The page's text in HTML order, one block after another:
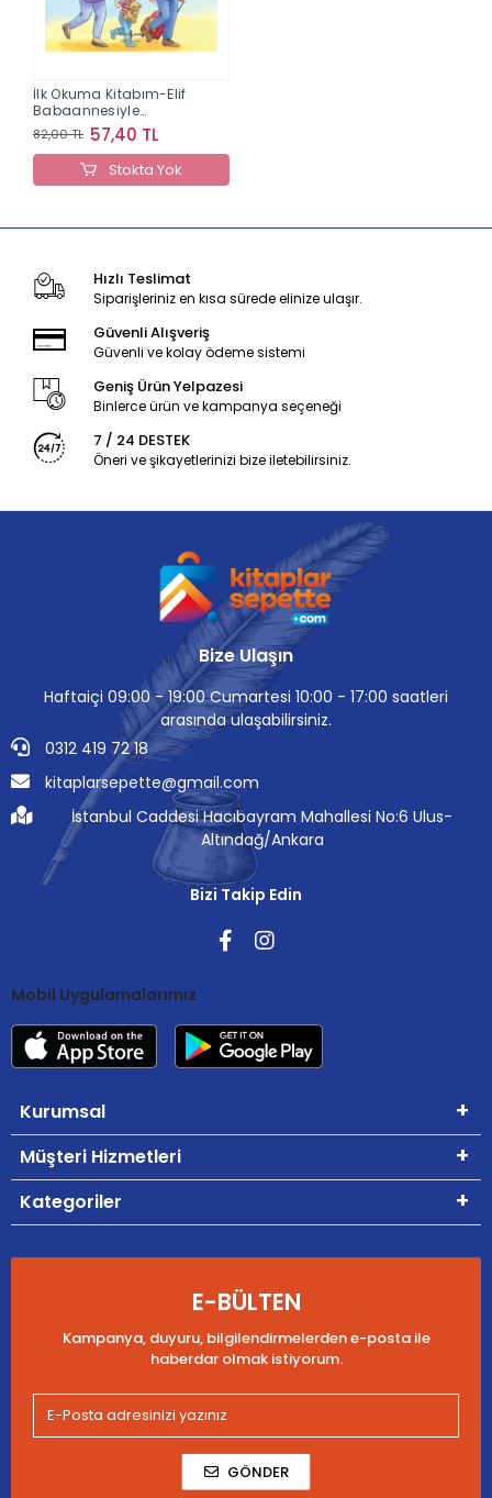
İlk Okuma Kitabım-Elif
Babaannesiyle
Dedesini Ziyaret Ediyor
82,00 TL 57,40 TL
Stokta Yok
Hızlı Teslimat
Siparişleriniz en kısa sürede elinize ulaşır.
Güvenli Alışveriş
Güvenli ve kolay ödeme sistemi
Geniş Ürün Yelpazesi
Binlerce ürün ve kampanya seçeneği
7 / 24 DESTEK
Öneri ve şikayetlerinizi bize iletebilirsiniz.
Bize Ulaşın
Haftaiçi 09:00 - 19:00 Cumartesi 10:00 - 17:00 saatleri
arasında ulaşabilirsiniz.
0312 419 72 18
kitaplarsepette@gmail.com
İstanbul Caddesi Hacıbayram Mahallesi No:6 Ulus-
Altındağ/Ankara
Bizi Takip Edin
Mobil Uygulamalarımız
Kurumsal
Müşteri Hizmetleri
Kategoriler
E-BÜLTEN
Kampanya, duyuru, bilgilendirmelerden e-posta ile
haberdar olmak istiyorum.
GÖNDER